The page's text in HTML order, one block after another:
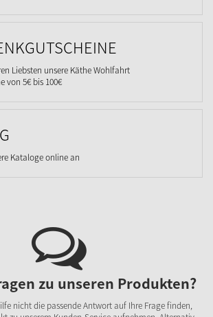
Liebsten unsere Käthe Wohlfahrt
von 5€ bis 100€
Kataloge online an
zu unseren Produkten?
nicht die passende Antwort auf Ihre Frage finden,